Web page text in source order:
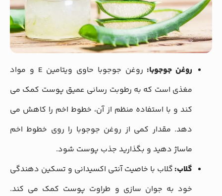
روغن جوجوبا:
روغن جوجوبا حاوی ویتامین E و مواد
مغذی است که به رطوبت‌ رسانی عمیق پوست کمک می‌
کند و با استفاده منظم از آن، خطوط اخم را کاهش می‌
دهد. مقدار کمی از روغن جوجوبا را روی خطوط اخم
ماساژ دهید و بگذارید جذب پوست شود.
گلاب: گلاب با خاصیت آنتی‌ اکسیدانی و تسکین‌ دهندگی
خود به جوان‌ سازی و طراوت پوست کمک می‌ کند.